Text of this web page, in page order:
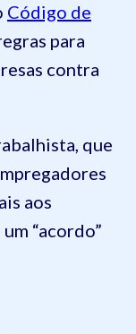
Código de
para
contra
que
aos
“acordo”